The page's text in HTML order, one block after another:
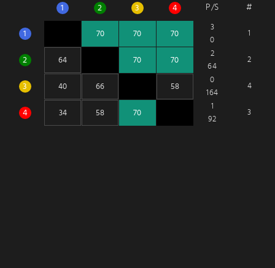
1 2 3 4 P/S #
1
3
0
1
2
2
64
2
3
0
164
4
4
1
92
3